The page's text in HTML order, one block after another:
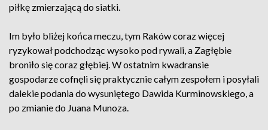
piłkę zmierzającą do siatki.
Im było bliżej końca meczu, tym Raków coraz więcej
ryzykował podchodząc wysoko pod rywali, a Zagłębie
broniło się coraz głębiej. W ostatnim kwadransie
gospodarze cofnęli się praktycznie całym zespołem i posyłali
dalekie podania do wysuniętego Dawida Kurminowskiego, a
po zmianie do Juana Munoza.